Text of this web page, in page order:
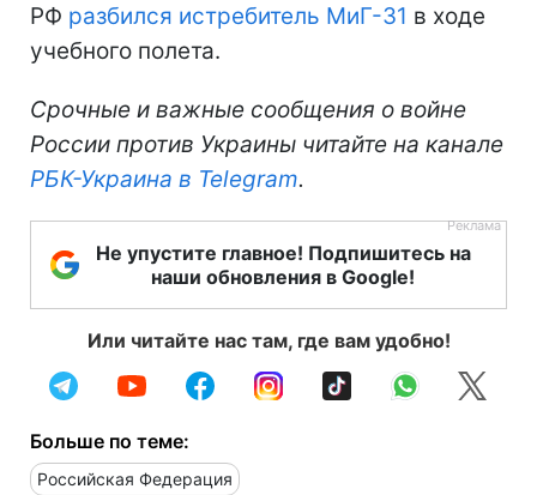
РФ разбился истребитель МиГ-31 в ходе
учебного полета.
Срочные и важные сообщения о войне
России против Украины читайте на канале
РБК-Украина в Telegram.
Не упустите главное! Подпишитесь на
наши обновления в Google!
Или читайте нас там, где вам удобно!
Больше по теме:
Российская Федерация